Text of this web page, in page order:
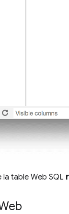
table Web SQL